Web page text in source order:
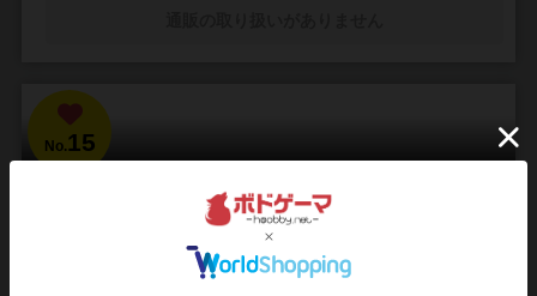
No.15
Bloodborne: The Card Game